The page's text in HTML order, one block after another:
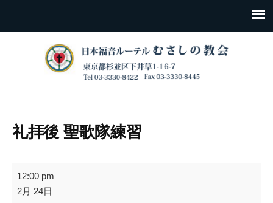
礼拝後 聖歌隊練習
礼
拝
12:00 pm
2月 24日